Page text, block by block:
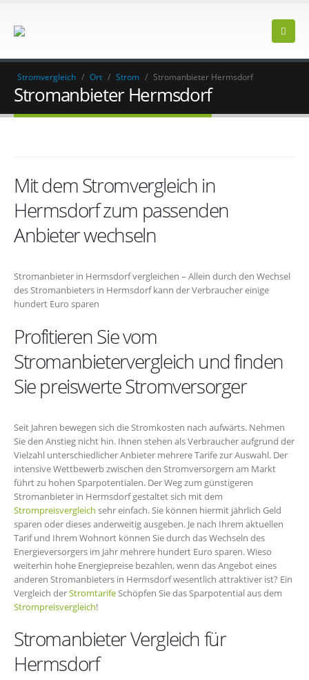
Stromvergleich / Ort / Strom / Stromanbieter Hermsdorf
Stromanbieter Hermsdorf
Mit dem Stromvergleich in
Hermsdorf zum passenden
Anbieter wechseln
Stromanbieter in Hermsdorf vergleichen – Allein durch den Wechsel
des Stromanbieters in Hermsdorf kann der Verbraucher einige
hundert Euro sparen
Profitieren Sie vom
Stromanbietervergleich und finden
Sie preiswerte Stromversorger
Seit Jahren bewegen sich die Stromkosten nach aufwärts. Nehmen
Sie den Anstieg nicht hin. Ihnen stehen als Verbraucher aufgrund der
Vielzahl unterschiedlicher Anbieter mehrere Tarife zur Auswahl. Der
intensive Wettbewerb zwischen den Stromversorgern am Markt
führt zu hohen Sparpotentialen. Der Weg zum günstigeren
Stromanbieter in Hermsdorf gestaltet sich mit dem
Strompreisvergleich sehr einfach. Sie können hiermit jährlich Geld
sparen oder dieses anderweitig ausgeben. Je nach Ihrem aktuellen
Tarif und Ihrem Wohnort können Sie durch das Wechseln des
Energieversorgers im Jahr mehrere hundert Euro sparen. Wieso
weiterhin hohe Energiepreise bezahlen, wenn das Angebot eines
anderen Stromanbieters in Hermsdorf wesentlich attraktiver ist? Ein
Vergleich derStromtarife Schöpfen Sie das Sparpotential aus dem
Strompreisvergleich!
Stromanbieter Vergleich für
Hermsdorf